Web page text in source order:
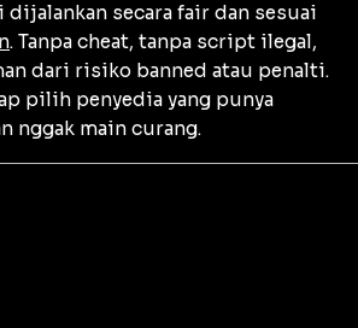
secara fair dan sesuai
. Tanpa cheat, tanpa script ilegal,
dari risiko banned atau penalti.
pilih penyedia yang punya
nggak main curang.